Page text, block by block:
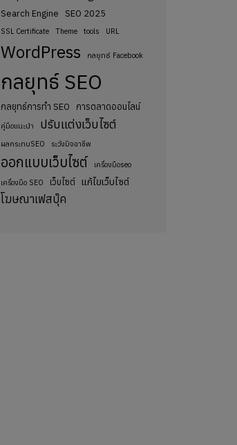
Search Engine SEO 2025
SSL Certificate Theme tools URL
WordPress กลยุทธ์ Facebook
กลยุทธ์ SEO
กลยุทธ์การทำ SEO การตลาดออนไลน์
คู่มือแนะนำ ปรับแต่งเว็บไซต์
ผลกระทบSEO ระวังมิจฉาชีพ
ออกแบบเว็บไซต์
เครื่องมือseo
เครื่องมือ SEO
เว็บไซต์ แก้ไขเว็บไซต์
โฆษณาเฟสบุ๊ค